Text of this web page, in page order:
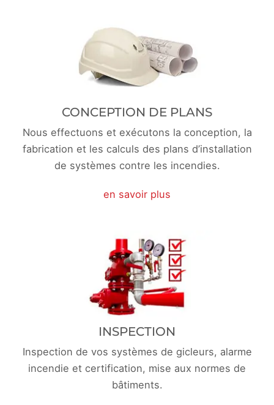
CONCEPTION DE PLANS
Nous effectuons et exécutons la conception, la
fabrication et les calculs des plans d’installation
de systèmes contre les incendies.
en savoir plus
INSPECTION
Inspection de vos systèmes de gicleurs, alarme
incendie et certification, mise aux normes de
bâtiments.